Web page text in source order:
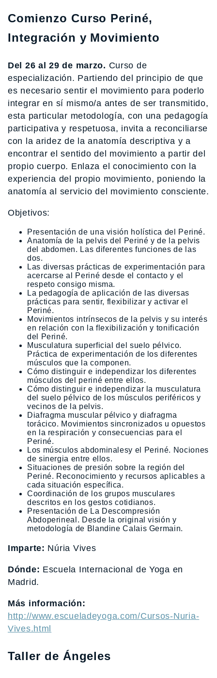
Comienzo Curso Periné,
Integración y Movimiento
Del 26 al 29 de marzo. Curso de
especialización. Partiendo del principio de que
es necesario sentir el movimiento para poderlo
integrar en sí mismo/a antes de ser transmitido,
esta particular metodología, con una pedagogía
participativa y respetuosa, invita a reconciliarse
con la aridez de la anatomía descriptiva y a
encontrar el sentido del movimiento a partir del
propio cuerpo. Enlaza el conocimiento con la
experiencia del propio movimiento, poniendo la
anatomía al servicio del movimiento consciente.
Objetivos:
Presentación de una visión holística del Periné.
Anatomía de la pelvis del Periné y de la pelvis
del abdomen. Las diferentes funciones de las
dos.
Las diversas prácticas de experimentación para
acercarse al Periné desde el contacto y el
respeto consigo misma.
La pedagogía de aplicación de las diversas
prácticas para sentir, flexibilizar y activar el
Periné.
Movimientos intrínsecos de la pelvis y su interés
en relación con la flexibilización y tonificación
del Periné.
Musculatura superficial del suelo pélvico.
Práctica de experimentación de los diferentes
músculos que la componen.
Cómo distinguir e independizar los diferentes
músculos del periné entre ellos.
Cómo distinguir e independizar la musculatura
del suelo pélvico de los músculos periféricos y
vecinos de la pelvis.
Diafragma muscular pélvico y diafragma
torácico. Movimientos sincronizados u opuestos
en la respiración y consecuencias para el
Periné.
Los músculos abdominalesy el Periné. Nociones
de sinergia entre ellos.
Situaciones de presión sobre la región del
Periné. Reconocimiento y recursos aplicables a
cada situación específica.
Coordinación de los grupos musculares
descritos en los gestos cotidianos.
Presentación de La Descompresión
Abdoperineal. Desde la original visión y
metodología de Blandine Calais Germain.
Imparte: Núria Vives
Dónde: Escuela Internacional de Yoga en
Madrid.
Más información:
http://www.escueladeyoga.com/Cursos-Nuria-
Vives.html
Taller de Ángeles